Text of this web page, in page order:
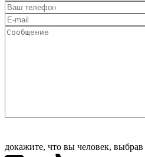
докажите, что вы человек, выбрав